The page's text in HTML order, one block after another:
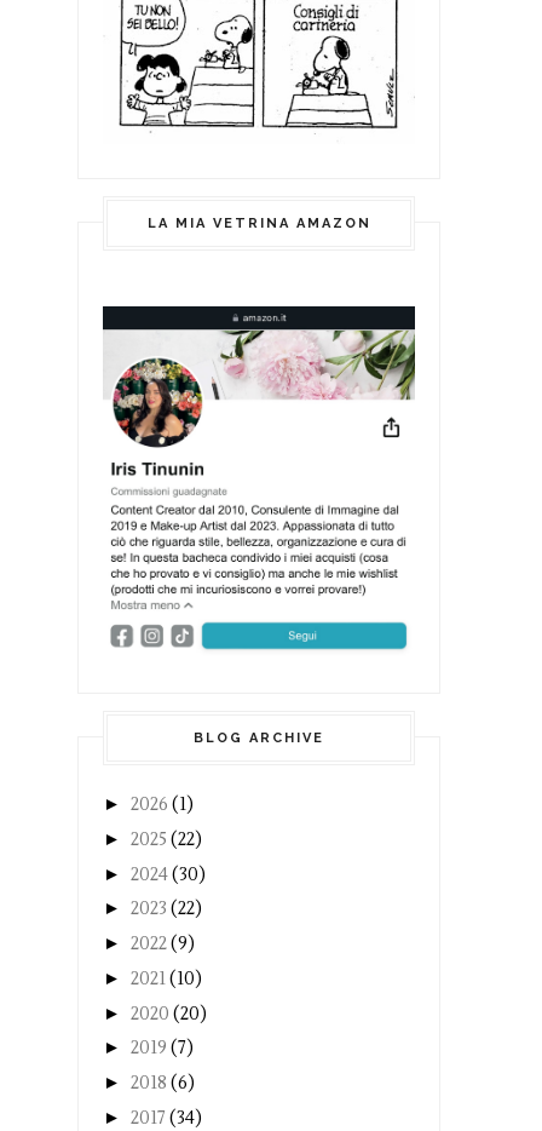
LA MIA VETRINA AMAZON
BLOG ARCHIVE
► 2026 (1)
► 2025 (22)
► 2024(30)
► 2023 (22)
► 2022(9)
► 2021(10)
► 2020 (20)
► 2019 (7)
► 2018 (6)
► 2017 (34)